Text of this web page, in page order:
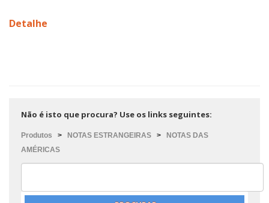
Detalhe
Não é isto que procura? Use os links seguintes:
Produtos > NOTAS ESTRANGEIRAS >
NOTAS DAS
AMÉRICAS